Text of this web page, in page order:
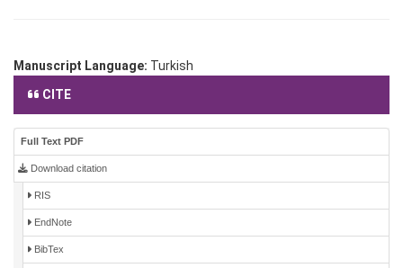
Manuscript Language: Turkish
CITE
Full Text PDF
Download citation
RIS
EndNote
BibTex